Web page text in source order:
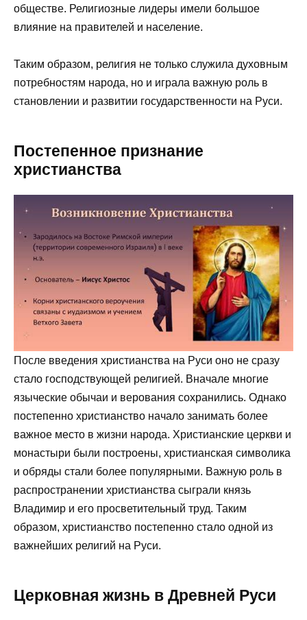
обществе. Религиозные лидеры имели большое
влияние на правителей и население.
Таким образом, религия не только служила духовным
потребностям народа, но и играла важную роль в
становлении и развитии государственности на Руси.
Постепенное признание
христианства
После введения христианства на Руси оно не сразу
стало господствующей религией. Вначале многие
языческие обычаи и верования сохранились. Однако
постепенно христианство начало занимать более
важное место в жизни народа. Христианские церкви и
монастыри были построены, христианская символика
и обряды стали более популярными. Важную роль в
распространении христианства сыграли князь
Владимир и его просветительный труд. Таким
образом, христианство постепенно стало одной из
важнейших религий на Руси.
Церковная жизнь в Древней Руси